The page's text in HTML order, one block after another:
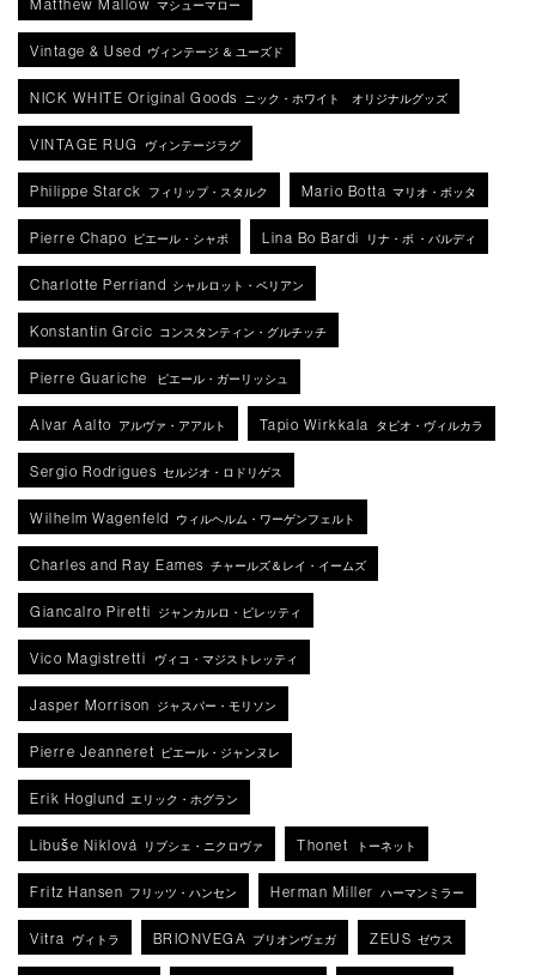
Matthew Mallow マシューマロー
Vintage & Used ヴィンテージ ＆ ユーズド
NICK WHITE Original Goods ニック・ホワイト オリジナルグッズ
VINTAGE RUG ヴィンテージラグ
Philippe Starck フィリップ・スタルク Mario Botta マリオ・ボッタ
Pierre Chapo ピエール・シャポ Lina Bo Bardi リナ・ボ ・バルディ
Charlotte Perriand シャルロット・ペリアン
Konstantin Grcic コンスタンティン・グルチッチ
Pierre Guariche ピエール・ガーリッシュ
Alvar Aalto アルヴァ・アアルト Tapio Wirkkala タピオ・ヴィルカラ
Sergio Rodrigues セルジオ・ロドリゲス
Wilhelm Wagenfeld ウィルヘルム・ワーゲンフェルト
Charles and Ray Eames チャールズ＆レイ・イームズ
Giancalro Piretti ジャンカルロ・ピレッティ
Vico Magistretti ヴィコ・マジストレッティ
Jasper Morrison ジャスパー・モリソン
Pierre Jeanneret ピエール・ジャンヌレ
Erik Hoglund エリック・ホグラン
Libuše Niklová リブシェ・ニクロヴァ Thonet トーネット
Fritz Hansen フリッツ・ハンセン Herman Miller ハーマンミラー
Vitra ヴィトラ BRIONVEGA ブリオンヴェガ ZEUS ゼウス